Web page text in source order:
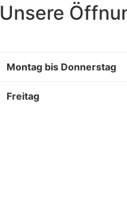
Unsere
Montag bis Donnerstag
Freitag